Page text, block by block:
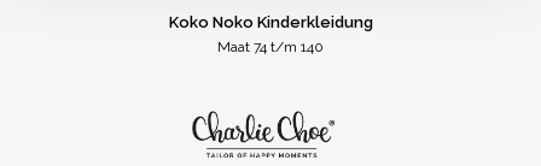
Koko Noko Kinderkleidung
Maat 74 t/m 140